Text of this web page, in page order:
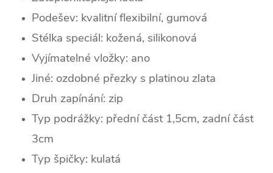
Podešev: kvalitní flexibilní, gumová
Stélka speciál: kožená, silikonová
Vyjímatelné vložky: ano
Jiné: ozdobné přezky s platinou zlata
Druh zapínání: zip
Typ podrážky: přední část 1,5cm, zadní část
3cm
Typ špičky: kulatá